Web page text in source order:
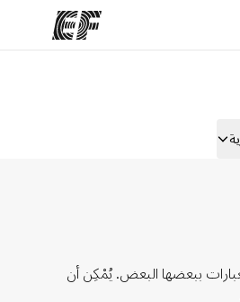
ببعضها البعض. يُمْكِن أن